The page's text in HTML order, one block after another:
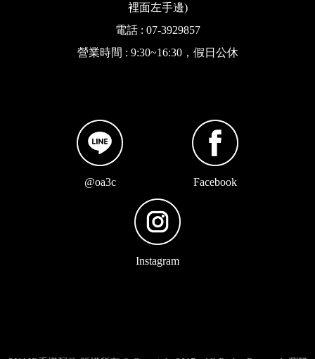
裡面左手邊)
電話 : 07-3929857
營業時間 : 9:30~16:30，假日公休
@oa3c Facebook
Instagram